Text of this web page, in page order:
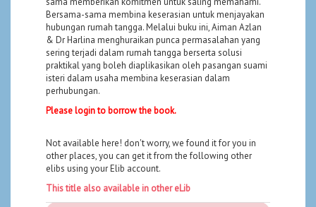
Bersama-sama membina keserasian untuk menjayakan
hubungan rumah tangga. Melalui buku ini, Aiman Azlan
& Dr Harlina menghuraikan punca permasalahan yang
sering terjadi dalam rumah tangga berserta solusi
praktikal yang boleh diaplikasikan oleh pasangan suami
isteri dalam usaha membina keserasian dalam
perhubungan.
Please login to borrow the book.
Not available here! don't worry, we found it for you in
other places, you can get it from the following other
elibs using your Elib account.
This title also available in other eLib